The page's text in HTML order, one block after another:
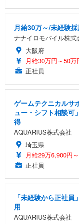
月給30万～/未経験
ナナイロモバイル株式
大阪府
月給30万円～50万
正社員
ゲームテクニカルサ
ュー・シフト相談可
得
AQUARIUS株式会社
埼玉県
月給29万6,900円
正社員
「未経験から正社
用
AQUARIUS株式会社